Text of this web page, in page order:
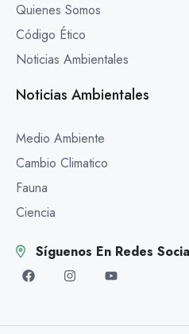
Quienes Somos
Código Ético
Noticias Ambientales
Noticias Ambientales
Medio Ambiente
Cambio Climatico
Fauna
Ciencia
Síguenos En Redes